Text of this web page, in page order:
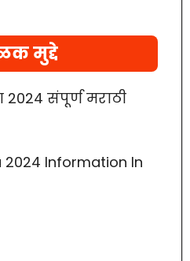
मुद्दे
संपूर्ण मराठी
2024 Information In